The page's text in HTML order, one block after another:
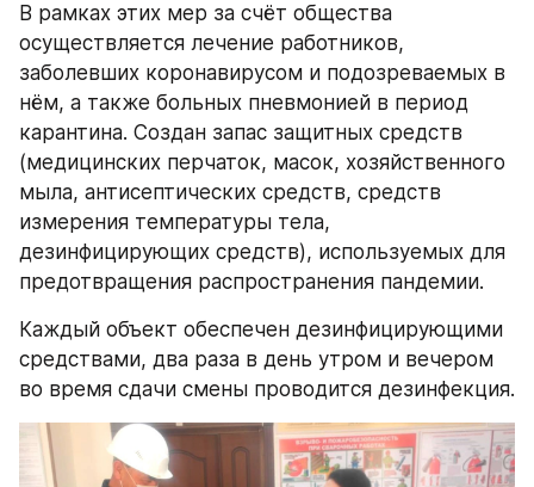
В рамках этих мер за счёт общества
осуществляется лечение работников,
заболевших коронавирусом и подозреваемых в
нём, а также больных пневмонией в период
карантина. Создан запас защитных средств
(медицинских перчаток, масок, хозяйственного
мыла, антисептических средств, средств
измерения температуры тела,
дезинфицирующих средств), используемых для
предотвращения распространения пандемии.
Каждый объект обеспечен дезинфицирующими
средствами, два раза в день утром и вечером
во время сдачи смены проводится дезинфекция.